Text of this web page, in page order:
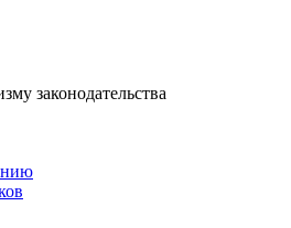
законодательства